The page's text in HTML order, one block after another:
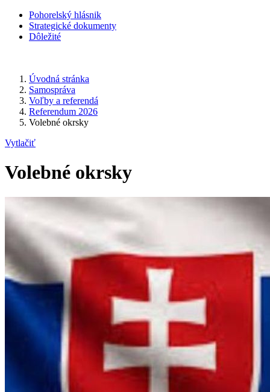
Pohorelský hlásnik
Strategické dokumenty
Dôležité
Úvodná stránka
Samospráva
Voľby a referendá
Referendum 2026
Volebné okrsky
Vytlačiť
Volebné okrsky